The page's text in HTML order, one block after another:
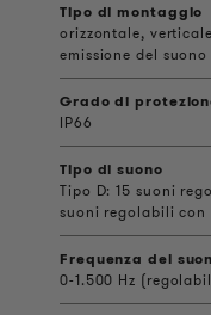
Tipo di montaggio
orizzontale,
emissione del
Grado di
IP66
Tipo di suono
Tipo D: 15 suoni
suoni regolabili con
Frequenza del
0-1.500 Hz